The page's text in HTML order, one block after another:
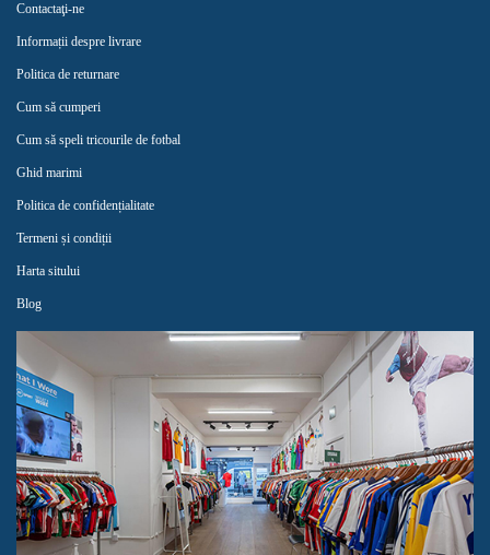
Contactaţi-ne
Informații despre livrare
Politica de returnare
Cum să cumperi
Cum să speli tricourile de fotbal
Ghid marimi
Politica de confidențialitate
Termeni și condiții
Harta sitului
Blog